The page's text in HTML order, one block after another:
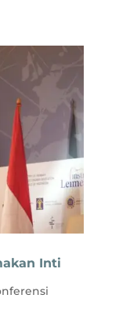
Inti